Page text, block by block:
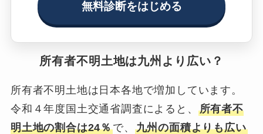
無料診断をはじめる
所有者不明土地は九州より広い？
所有者不明土地は日本各地で増加しています。
令和４年度国土交通省調査によると、 所有者不
明土地の割合は24％で、 九州の面積よりも広い